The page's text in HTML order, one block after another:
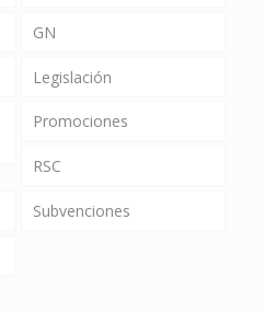
GN
Legislación
Promociones
RSC
Subvenciones